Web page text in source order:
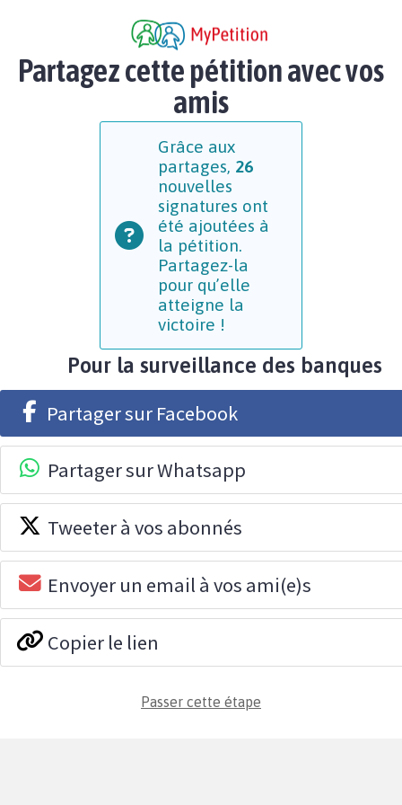
Partagez cette pétition avec vos
amis
Grâce aux
partages, 26
nouvelles
signatures ont
été ajoutées à
la pétition.
Partagez-la
pour qu’elle
atteigne la
victoire !
Pour la surveillance des banques
Partager sur Facebook
Partager sur Whatsapp
Tweeter à vos abonnés
Envoyer un email à vos ami(e)s
Copier le lien
Passer cette étape